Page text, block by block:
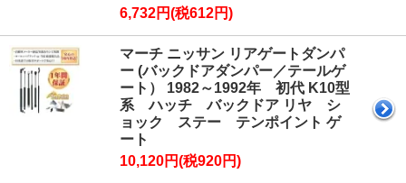
6,732円(税612円)
マーチ ニッサン リアゲートダンパ
ー (バックドアダンパー／テールゲ
ート） 1982～1992年 初代 K10型
系 ハッチ バックドア リヤ シ
ョック ステー テンポイント ゲ
ート
10,120円(税920円)